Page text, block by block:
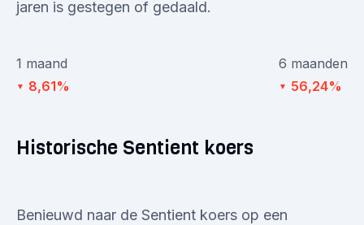
jaren is gestegen of gedaald.
1 maand
▼ 8,61%
6 maanden
▼ 56,24%
Historische Sentient koers
Benieuwd naar de Sentient koers op een